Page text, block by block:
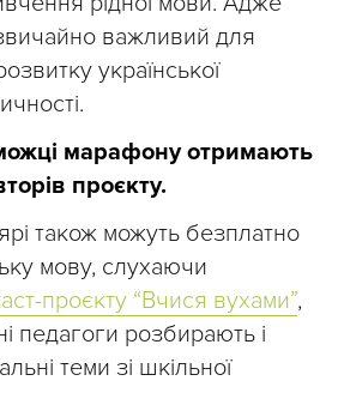
важливий для
української
марафону отримають
проєкту.
також можуть безплатно
мову, слухаючи
проєкту “Вчися вухами”,
педагоги розбирають і
теми зі шкільної